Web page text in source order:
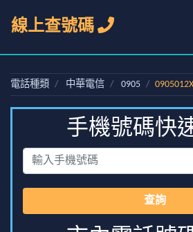
線上查號碼
電話種類 中華電信 0905
手機號碼快
查詢